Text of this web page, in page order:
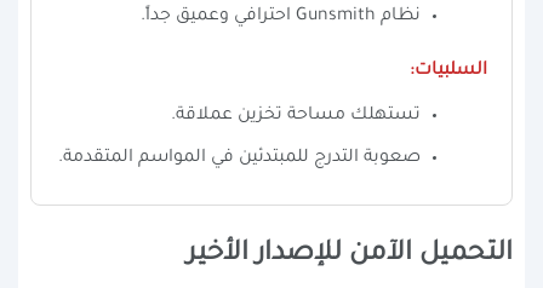
نظام Gunsmith احترافي وعميق جداً.
السلبيات:
تستهلك مساحة تخزين عملاقة.
صعوبة التدرج للمبتدئين في المواسم المتقدمة.
التحميل الآمن للإصدار الأخير